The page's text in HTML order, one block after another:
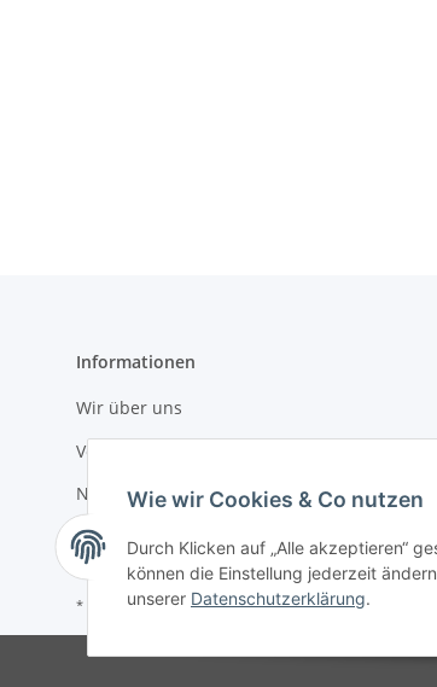
Informationen
Wir über uns
Versandinformationen
Newsletter
* Alle Preise inkl. gesetzlicher USt., zzgl.Versand
Wie wir Cookies & Co nutzen
Durch Klicken auf „Alle akzeptieren“
können die Einstellung jederzeit
unserer Datenschutzerklärung.